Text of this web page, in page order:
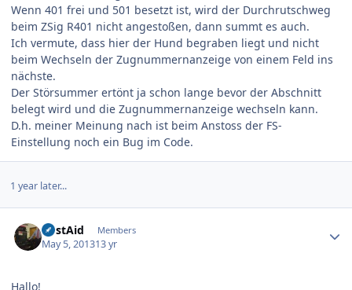
Wenn 401 frei und 501 besetzt ist, wird der Durchrutschweg
beim ZSig R401 nicht angestoßen, dann summt es auch.
Ich vermute, dass hier der Hund begraben liegt und nicht
beim Wechseln der Zugnummernanzeige von einem Feld ins
nächste.
Der Störsummer ertönt ja schon lange bevor der Abschnitt
belegt wird und die Zugnummernanzeige wechseln kann.
D.h. meiner Meinung nach ist beim Anstoss der FS-
Einstellung noch ein Bug im Code.
1 year later...
FirstAid Members
May 5, 201313 yr
Hallo!